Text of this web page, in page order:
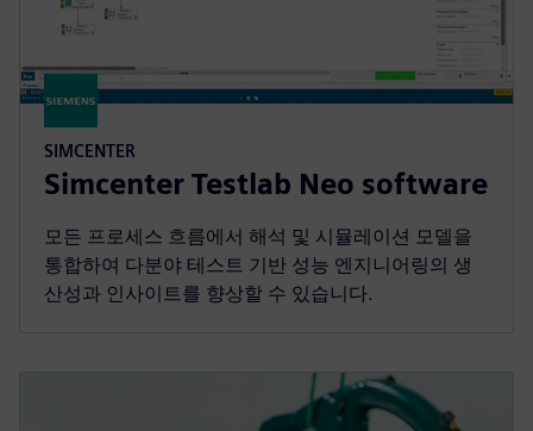
SIMCENTER
Simcenter Testlab Neo software
모든 프로세스 흐름에서 해석 및 시뮬레이션 모델을
통합하여 다분야 테스트 기반 성능 엔지니어링의 생
산성과 인사이트를 향상할 수 있습니다.